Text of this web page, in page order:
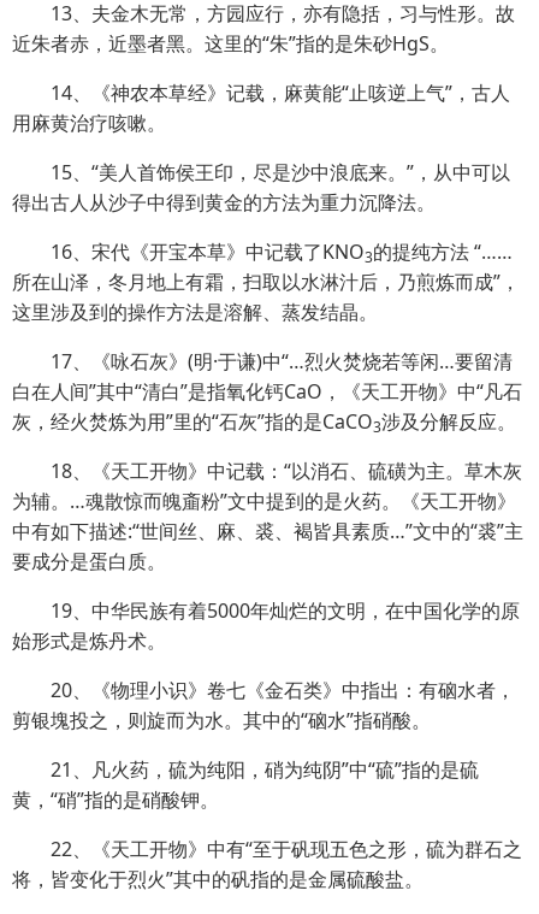
13、夫金木无常，方园应行，亦有隐括，习与性形。故
近朱者赤，近墨者黑。这里的“朱”指的是朱砂HgS。
14、《神农本草经》记载，麻黄能“止咳逆上气”，古人
用麻黄治疗咳嗽。
15、“美人首饰侯王印，尽是沙中浪底来。”，从中可以
得出古人从沙子中得到黄金的方法为重力沉降法。
16、宋代《开宝本草》中记载了KNO3的提纯方法 “……
所在山泽，冬月地上有霜，扫取以水淋汁后，乃煎炼而成”，
这里涉及到的操作方法是溶解、蒸发结晶。
17、《咏石灰》(明·于谦)中“…烈火焚烧若等闲…要留清
白在人间”其中“清白”是指氧化钙CaO，
《天工开物》中“凡石
灰，经火焚炼为用”里的“石灰”指的是CaCO3涉及分解反应。
18、《天工开物》中记载：“以消石、硫磺为主。草木灰
为辅。…魂散惊而魄齑粉”文中提到的是火药。《天工开物》
中有如下描述:“世间丝、麻、裘、褐皆具素质…”文中的“裘”主
要成分是蛋白质。
19、中华民族有着5000年灿烂的文明，在中国化学的原
始形式是炼丹术。
20、《物理小识》卷七《金石类》中指出：有硇水者，
剪银塊投之，则旋而为水。其中的“硇水”指硝酸。
21、凡火药，硫为纯阳，硝为纯阴”中“硫”指的是硫
黄，“硝”指的是硝酸钾。
22、《天工开物》中有“至于矾现五色之形，硫为群石之
将，皆变化于烈火”其中的矾指的是金属硫酸盐。